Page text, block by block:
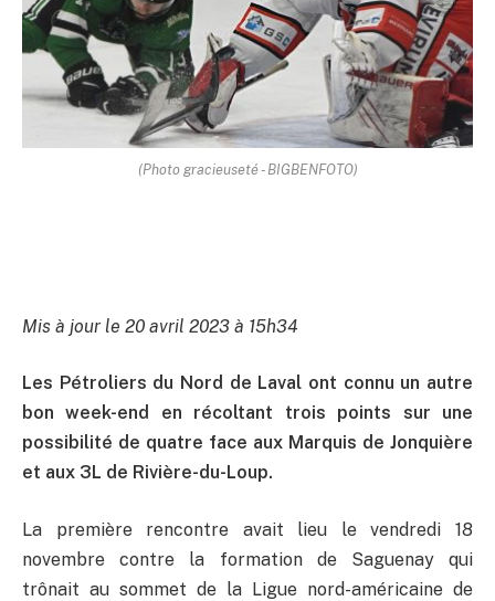
(Photo gracieuseté - BIGBENFOTO)
Mis à jour le 20 avril 2023 à 15h34
Les Pétroliers du Nord de Laval ont connu un autre
bon week-end en récoltant trois points sur une
possibilité de quatre face aux Marquis de Jonquière
et aux 3L de Rivière-du-Loup.
La première rencontre avait lieu le vendredi 18
novembre contre la formation de Saguenay qui
trônait au sommet de la Ligue nord-américaine de